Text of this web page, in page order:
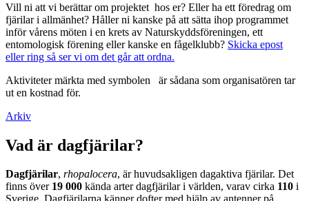
Vill ni att vi berättar om projektet hos er? Eller ha ett föredrag om
fjärilar i allmänhet? Håller ni kanske på att sätta ihop programmet
inför vårens möten i en krets av Naturskyddsföreningen, ett
entomologisk förening eller kanske en fågelklubb? Skicka epost
eller ring så ser vi om det går att ordna.
Aktiviteter märkta med symbolen
är sådana som organisatören tar
ut en kostnad för.
Arkiv
Vad är dagfjärilar?
Dagfjärilar, rhopalocera, är huvudsakligen dagaktiva fjärilar. Det
finns över 19 000 kända arter dagfjärilar i världen, varav cirka 110 i